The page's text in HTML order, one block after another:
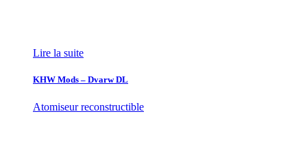
Lire la suite
KHW Mods – Dvarw DL
Atomiseur reconstructible